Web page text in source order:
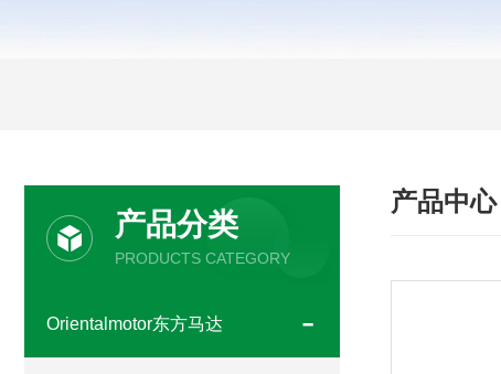
产品中心
产品分类
PRODUCTS CATEGORY
Orientalmotor东方马达